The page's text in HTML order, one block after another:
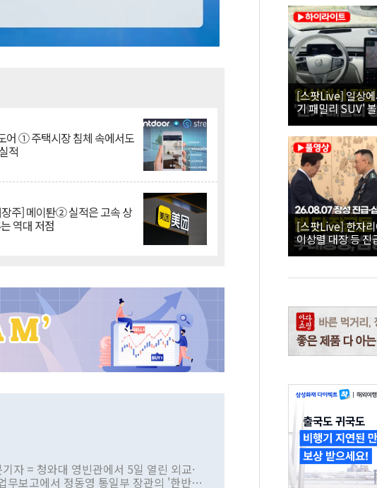
어 ① 주택시장 침체 속에서도
적
주] 메이퇀② 실적은 고속 상
역대 저점
자 = 청와대 영빈관에서 5일 열린 외교·
무보고에서 정동영 통일부 장관의 '한반도
[스팟Live] 일상에
기 패밀리 SUV'
[스팟Live] 한자
이상렬 대장 등 진
직접 수여｜